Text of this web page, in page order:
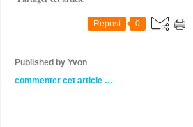
Repost 0
Published by Yvon
commenter cet article …